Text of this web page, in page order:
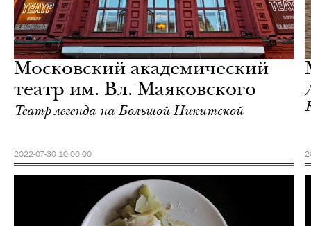
Московский академический
театр им. Вл. Маяковского
Театр-легенда на Большой Никитской
2022-07-30 10:00:00